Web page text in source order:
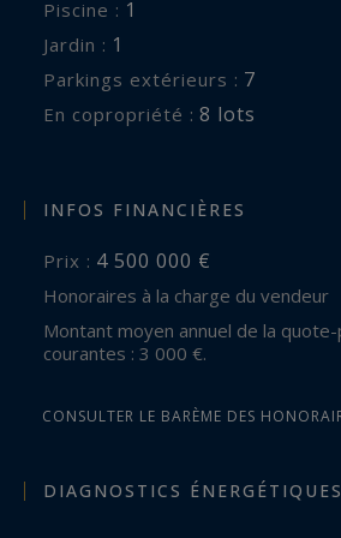
véhicules assurent un confort
quotidien.
architecture, cette propriété
La propriété n’est pas classée.
visite privée, contactez Côte
piscine : 1
jardin : 1
parkings extérieurs : 7
En copropriété : 8 lots
INFOS FINANCIÈRES
Prix : 4 500 000 €
Honoraires à la charge du vendeur
Montant moyen annuel de la quote-part de charges
courantes : 3 000 €.
CONSULTER LE BARÈME DES
DIAGNOSTICS ÉNERGÉTIQUES